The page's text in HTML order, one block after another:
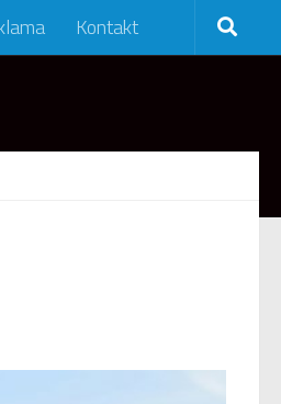
Kontakt